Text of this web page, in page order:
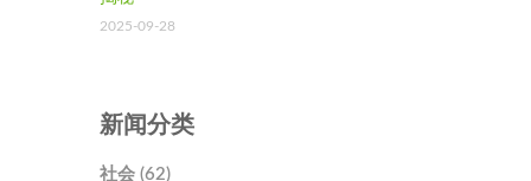
2025-09-28
新闻分类
社会 (62)